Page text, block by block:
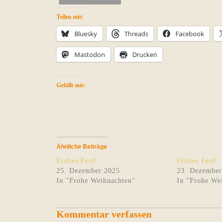
Teilen mit:
Bluesky Threads Facebook
Mastodon Drucken
Gefällt mir:
Ähnliche Beiträge
Frohes Fest!
25. Dezember 2025
In "Frohe Weihnachten"
Frohes Fest!
23.
In "Frohe
Kommentar verfassen